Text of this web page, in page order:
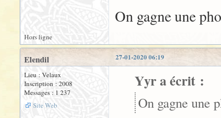
On gagne une
Hors ligne
27-01-2020 06:19
Elendil
Lieu : Velaux
Inscription : 2008
Messages : 1 237
Site Web
Yyr a écrit :
On gagne une